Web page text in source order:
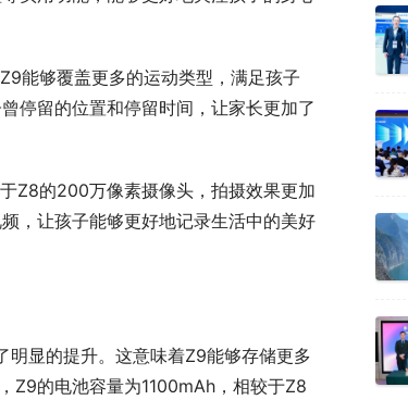
能够覆盖更多的运动类型，满足孩子
停留的位置和停留时间，让家长更加了
Z8的200万像素摄像头，拍摄效果更加
，让孩子能够更好地记录生活中的美好
显的提升。这意味着Z9能够存储更多
Z9的电池容量为1100mAh，相较于Z8